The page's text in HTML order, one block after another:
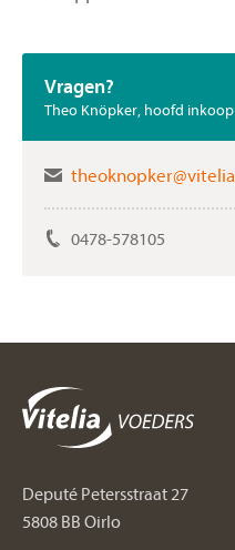
Vragen?
Theo Knöpker, hoofd inkoop
0478-578105
Deputé Petersstraat 27
5808 BB Oirlo